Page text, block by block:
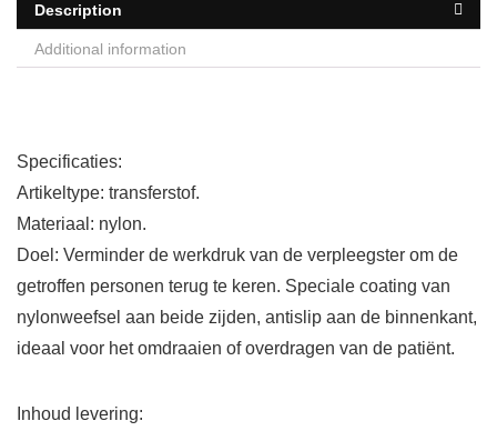
Description
Additional information
Specificaties:
Artikeltype: transferstof.
Materiaal: nylon.
Doel: Verminder de werkdruk van de verpleegster om de
getroffen personen terug te keren. Speciale coating van
nylonweefsel aan beide zijden, antislip aan de binnenkant,
ideaal voor het omdraaien of overdragen van de patiënt.
Inhoud levering: